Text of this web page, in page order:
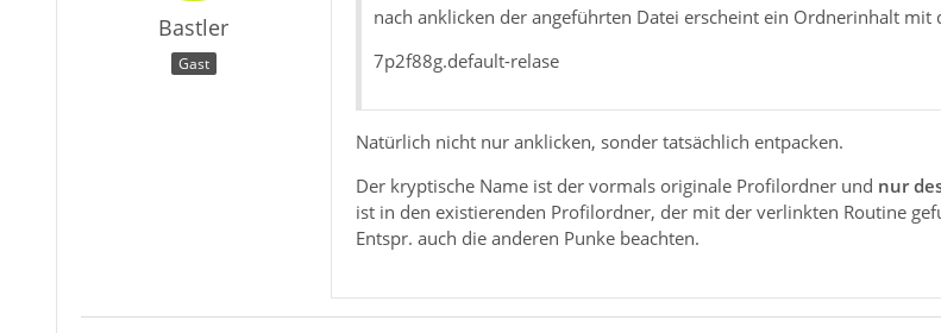
Bastler
Gast
nach anklicken der angeführten Datei erscheint ein Ordnerinhalt mit
7p2f88g.default-relase
Natürlich nicht nur anklicken, sonder tatsächlich entpacken.
Der kryptische Name ist der vormals originale Profilordner und nur
ist in den existierenden Profilordner, der mit der verlinkten Routine
Entspr. auch die anderen Punke beachten.